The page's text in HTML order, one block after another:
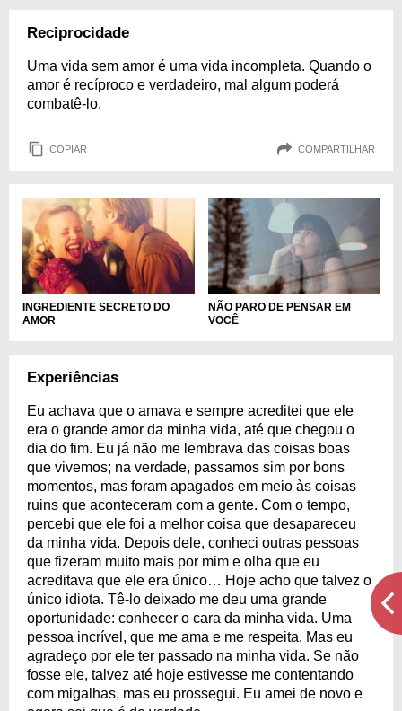
Reciprocidade
Uma vida sem amor é uma vida incompleta. Quando o
amor é recíproco e verdadeiro, mal algum poderá
combatê-lo.
COPIAR COMPARTILHAR
INGREDIENTE SECRETO DO
AMOR
NÃO PARO DE PENSAR EM
VOCÊ
Experiências
Eu achava que o amava e sempre acreditei que ele
era o grande amor da minha vida, até que chegou o
dia do fim. Eu já não me lembrava das coisas boas
que vivemos; na verdade, passamos sim por bons
momentos, mas foram apagados em meio às coisas
ruins que aconteceram com a gente. Com o tempo,
percebi que ele foi a melhor coisa que desapareceu
da minha vida. Depois dele, conheci outras pessoas
que fizeram muito mais por mim e olha que eu
acreditava que ele era único… Hoje acho que talvez o
único idiota. Tê-lo deixado me deu uma grande
oportunidade: conhecer o cara da minha vida. Uma
pessoa incrível, que me ama e me respeita. Mas eu
agradeço por ele ter passado na minha vida. Se não
fosse ele, talvez até hoje estivesse me contentando
com migalhas, mas eu prossegui. Eu amei de novo e